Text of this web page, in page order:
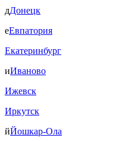
дДонецк
еЕвпатория
Екатеринбург
иИваново
Ижевск
Иркутск
йЙошкар-Ола